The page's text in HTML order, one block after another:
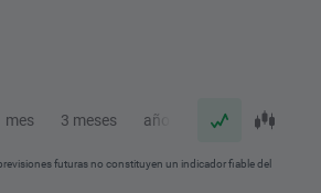
mes 3 meses año
futuras no constituyen un indicador fiable del